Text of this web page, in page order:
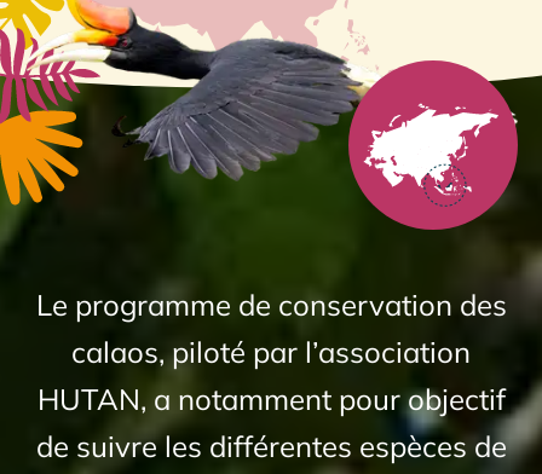
Le programme de conservation des
calaos, piloté par l’association
HUTAN, a notamment pour objectif
de suivre les différentes espèces de